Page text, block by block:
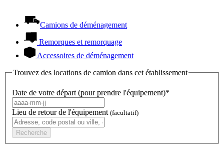
Camions de déménagement
Remorques et remorquage
Accessoires de déménagement
Trouvez des locations de camion dans cet établissement
Date de votre départ (pour prendre l'équipement)*
Lieu de retour de l'équipement (facultatif)
Recherche